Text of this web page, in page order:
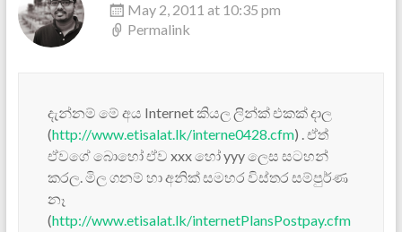
May 2, 2011 at 10:35 pm
Permalink
දැන්නම් මේ අය Internet කියල ලින්ක් එකක් දාල
(http://www.etisalat.lk/interne0428.cfm) . ඒත්
ඒවගේ බොහෝ ඒව xxx හෝ yyy ලෙස සටහන්
කරල. මිල ගනම් හා අනික් සමහර විස්තර සම්පුර්ණ
නෑ
(http://www.etisalat.lk/internetPlansPostpay.cfm